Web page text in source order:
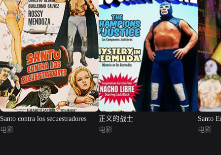
Santo contra los secuestradores
电影
正义的战士
电影
Santo
电影